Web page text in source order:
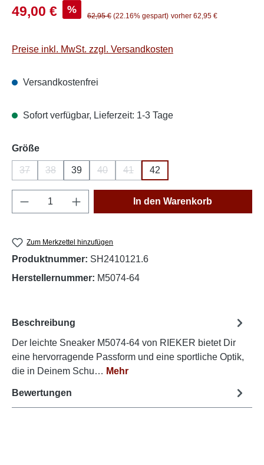
Verkaufspreis:
49,00 € % Regulärer Preis:
62,95 € (22.16% gespart) vorher 62,95 €
Preise inkl. MwSt. zzgl. Versandkosten
Versandkostenfrei
Sofort verfügbar, Lieferzeit: 1-3 Tage
Größeauswählen
37
(Diese Option ist zurzeit nicht verfügbar.)
38
(Diese Option ist zurzeit nicht verfügbar.)
39 40
(Diese Option ist zurzeit nicht verfügbar.)
41
(Diese Option ist zurzeit nicht
42
Produkt Anzahl: Gib den gewünschten
In den Warenkorb
Zum Merkzettel hinzufügen
Produktnummer: SH2410121.6
Herstellernummer: M5074-64
Beschreibung
Der leichte Sneaker M5074-64 von RIEKER bietet Dir
eine hervorragende Passform und eine sportliche Optik,
die in Deinem Schu… Mehr
Bewertungen